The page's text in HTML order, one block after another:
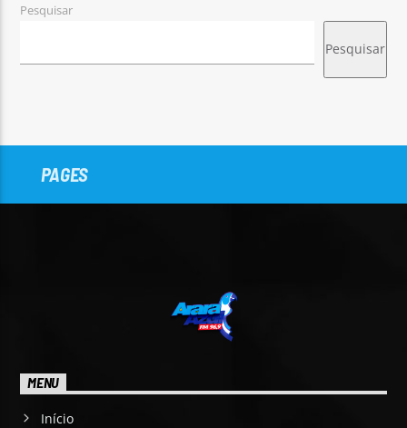
Pesquisar
Pesquisar
PAGES
MENU
Início